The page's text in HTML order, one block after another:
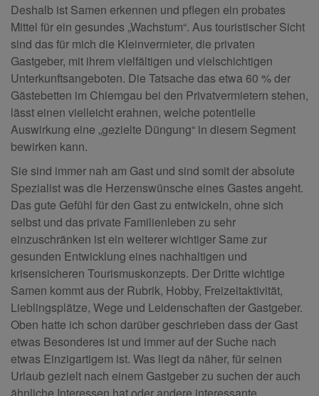
Deshalb ist Samen erkennen und pflegen ein probates
Mittel für ein gesundes „Wachstum“. Aus touristischer Sicht
sind das für mich die Kleinvermieter, die privaten
Gastgeber, mit ihrem vielfältigen und vielschichtigen
Unterkunftsangeboten. Die Tatsache das etwa 60 % der
Gästebetten im Chiemgau bei den Privatvermietern stehen,
lässt einen vielleicht erahnen, welche potentielle
Auswirkung eine „gezielte Düngung“ in diesem Segment
bewirken kann.
Sie sind immer nah am Gast und sind somit der absolute
Spezialist was die Herzenswünsche eines Gastes angeht.
Das gute Gefühl für den Gast zu entwickeln, ohne sich
selbst und das private Familienleben zu sehr
einzuschränken ist ein weiterer wichtiger Same zur
gesunden Entwicklung eines nachhaltigen und
krisensicheren Tourismuskonzepts. Der Dritte wichtige
Samen kommt aus der Rubrik, Hobby, Freizeitaktivität,
Lieblingsplätze, Wege und Leidenschaften der Gastgeber.
Oben hatte ich schon darüber geschrieben dass der Gast
etwas Besonderes ist und immer auf der Suche nach
etwas Einzigartigem ist. Was liegt da näher, für seinen
Urlaub gezielt nach einem Gastgeber zu suchen der auch
ähnliche Interessen hat oder andere interessante